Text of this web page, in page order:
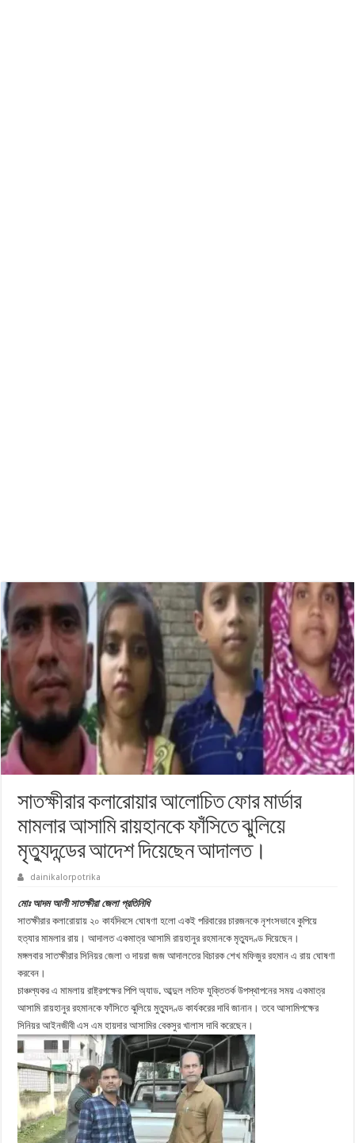
সাতক্ষীরার কলারােয়ার আলােচিত ফোর মার্ডার
মামলার আসামি রায়হানকে ফাঁসিতে ঝুলিয়ে
মৃত্যুদন্ডের আদেশ দিয়েছেন আদালত।
dainikalorpotrika
মোঃ আদম আলী সাতক্ষীরা জেলা প্রতিনিধি
সাতক্ষীরার কলারোয়ায় ২০ কার্যদিবসে ঘোষণা হলো একই পরিবারের চারজনকে নৃশংসভাবে কুপিয়ে
হত্যার মামলার রায়। আদালত একমাত্র আসামি রায়হানুর রহমানকে মৃত্যুদণ্ড দিয়েছেন।
মঙ্গলবার সাতক্ষীরার সিনিয়র জেলা ও দায়রা জজ আদালতের বিচারক শেখ মফিজুর রহমান এ রায় ঘোষণা
করবেন।
চাঞ্চল্যকর এ মামলায় রাষ্ট্রপক্ষের পিপি অ্যাড. আব্দুল লতিফ যুক্তিতর্ক উপস্থাপনের সময় একমাত্র
আসামি রায়হানুর রহমানকে ফাঁসিতে ঝুলিয়ে মুত্যুদণ্ড কার্যকরের দাবি জানান। তবে আসামিপক্ষের
সিনিয়র আইনজীবী এস এম হায়দার আসামির বেকসুর খালাস দাবি করেছেন।